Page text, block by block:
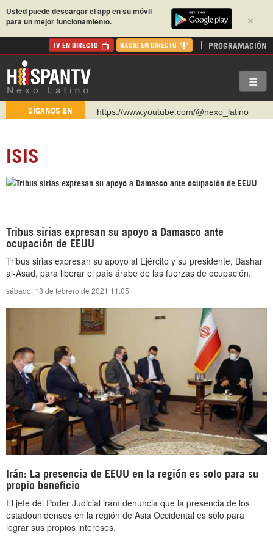
×
Usted puede descargar el app en su móvil
para un mejor funcionamiento.
TV EN DIRECTO RADIO EN DIRECTO PROGRAMACIÓN
SÍGANOS EN
https://www.youtube.com/@nexo_latino
WhatsApp y Viber: +98 921 79 29 404
ISIS
Tribus sirias expresan su apoyo a Damasco ante
ocupación de EEUU
Tribus sirias expresan su apoyo al Ejército y su presidente, Bashar
al-Asad, para liberar el país árabe de las fuerzas de ocupación.
sábado, 13 de febrero de 2021 11:05
Irán: La presencia de EEUU en la región es solo para su
propio beneficio
El jefe del Poder Judicial iraní denuncia que la presencia de los
estadounidenses en la región de Asia Occidental es solo para
lograr sus propios intereses.